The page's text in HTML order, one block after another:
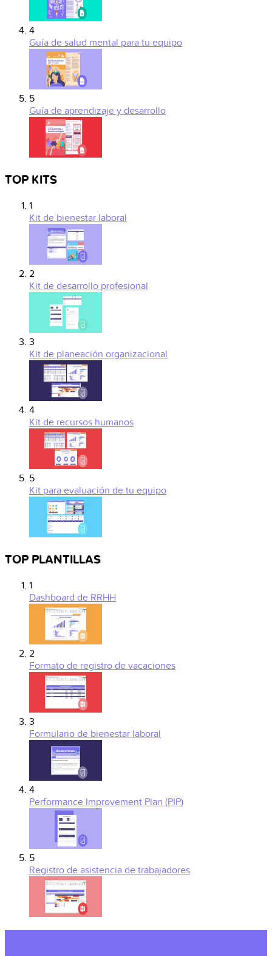
4
Guía de salud mental para tu equipo
5
Guía de aprendizaje y desarrollo
TOP KITS
1
Kit de bienestar laboral
2
Kit de desarrollo profesional
3
Kit de planeación organizacional
4
Kit de recursos humanos
5
Kit para evaluación de tu equipo
TOP PLANTILLAS
1
Dashboard de RRHH
2
Formato de registro de vacaciones
3
Formulario de bienestar laboral
4
Performance Improvement Plan (PIP)
5
Registro de asistencia de trabajadores